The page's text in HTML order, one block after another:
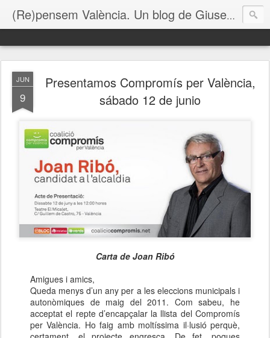
(Re)pensem València. Un blog de Giuseppe Grezzi
JUN
9
Presentamos Compromís per València,
sábado 12 de junio
Carta de Joan Ribó
Amigues i amics,
Queda menys d’un any per a les eleccions municipals i
autonòmiques de maig del 2011. Com sabeu, he
acceptat el repte d’encapçalar la llista del Compromís
per València. Ho faig amb moltíssima il·lusió perquè,